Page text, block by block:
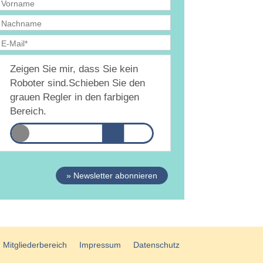
einverstanden, dass DAMiD mich per E-Mail über
Themen und Veranstaltungen informiert.
Datenschutzerklärung
Zeigen Sie mir, dass Sie kein
Roboter sind.Schieben Sie den
grauen Regler in den farbigen
Bereich.
» Newsletter abonnieren
Mitgliederbereich Impressum Datenschutz